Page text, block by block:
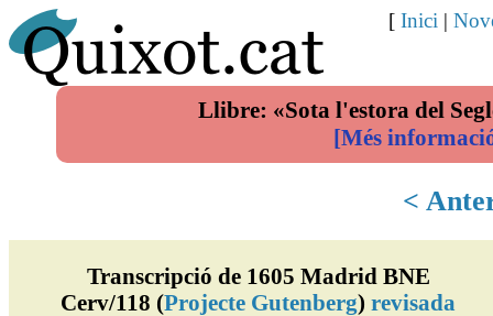
Llibre: «Sota l'estora del
[Més
[ Inici |
<
Transcripció de 1605 Madrid BNE
Cerv/118 (Projecte Gutenberg)revisada